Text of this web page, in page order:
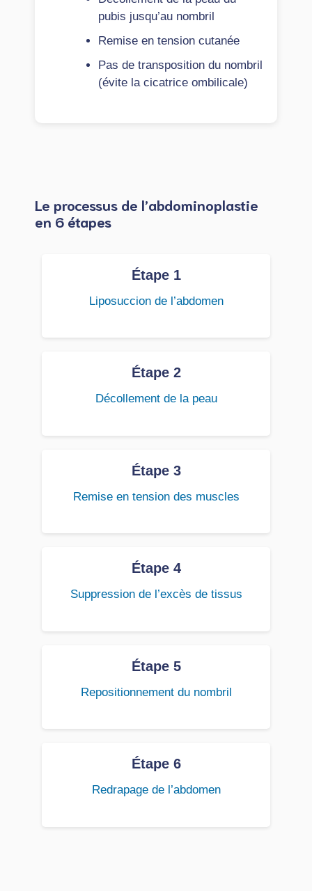
pubis jusqu’au nombril
Remise en tension cutanée
Pas de transposition du nombril
(évite la cicatrice ombilicale)
Le processus de l’abdominoplastie
en 6 étapes
Étape 1
Liposuccion de l’abdomen
Étape 2
Décollement de la peau
Étape 3
Remise en tension des muscles
Étape 4
Suppression de l’excès de tissus
Étape 5
Repositionnement du nombril
Étape 6
Redrapage de l’abdomen